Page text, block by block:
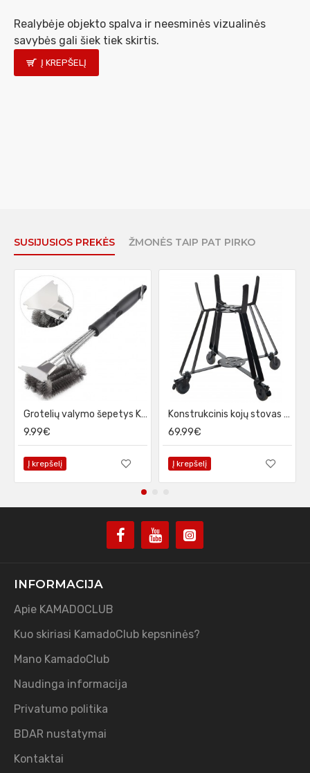
Realybėje objekto spalva ir neesminės vizualinės
savybės gali šiek tiek skirtis.
Į KREPŠELĮ
SUSIJUSIOS PREKĖS ŽMONĖS TAIP PAT PIRKO
Grotelių valymo šepetys KamadoClub
9.99€
Į krepšelį
Konstrukcinis kojų stovas su ratukais KamadoClub Junior
69.99€
Į krepšelį
INFORMACIJA
Apie KAMADOCLUB
Kuo skiriasi KamadoClub kepsninės?
Mano KamadoClub
Naudinga informacija
Privatumo politika
BDAR nustatymai
Kontaktai